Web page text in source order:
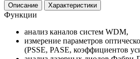
Описание Характеристики
Функции
анализ каналов систем WDM,
измерение параметров
(PSSE, PASE, коэффициентов